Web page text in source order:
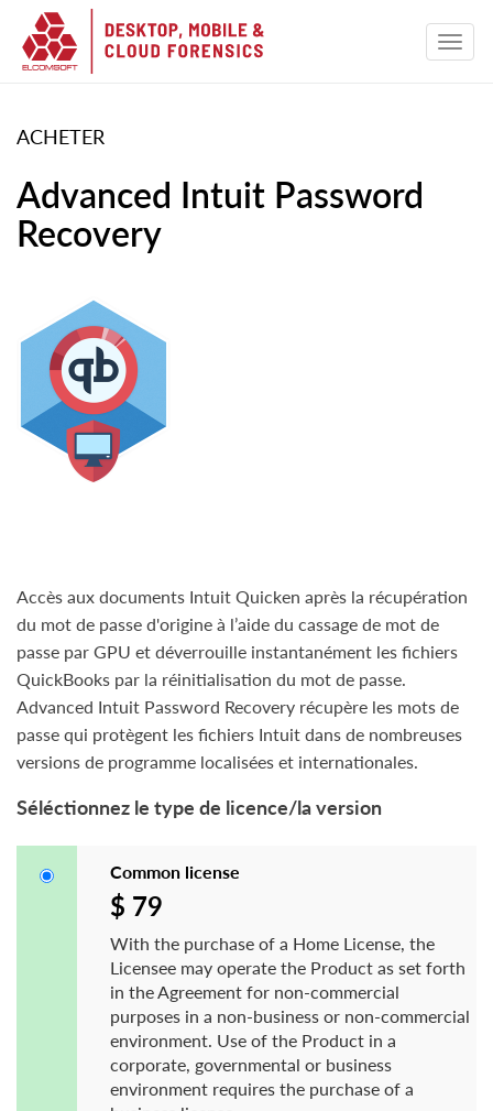
ACHETER
Advanced Intuit Password
Recovery
Accès aux documents Intuit Quicken après la récupération
du mot de passe d'origine à l’aide du cassage de mot de
passe par GPU et déverrouille instantanément les fichiers
QuickBooks par la réinitialisation du mot de passe.
Advanced Intuit Password Recovery récupère les mots de
passe qui protègent les fichiers Intuit dans de nombreuses
versions de programme localisées et internationales.
Séléctionnez le type de licence/la version
Common license
$ 79
With the purchase of a Home License, the
Licensee may operate the Product as set forth
in the Agreement for non-commercial
purposes in a non-business or non-commercial
environment. Use of the Product in a
corporate, governmental or business
environment requires the purchase of a